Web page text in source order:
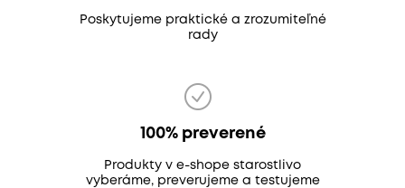
Poskytujeme praktické a zrozumiteľné
rady
100% preverené
Produkty v e-shope starostlivo
vyberáme, preverujeme a testujeme